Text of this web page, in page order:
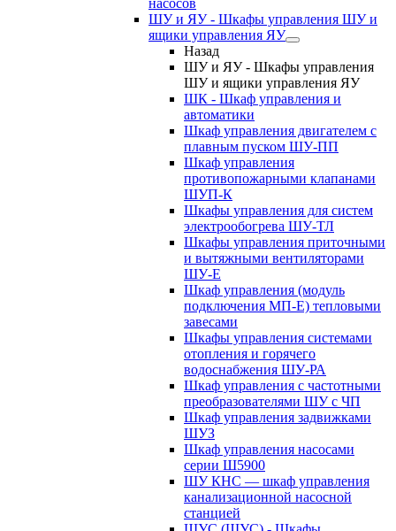
насосов
ШУ и ЯУ - Шкафы управления ШУ и
ящики управления ЯУ
Назад
ШУ и ЯУ - Шкафы управления
ШУ и ящики управления ЯУ
ШК - Шкаф управления и
автоматики
Шкаф управления двигателем с
плавным пуском ШУ-ПП
Шкаф управления
противопожарными клапанами
ШУП-К
Шкафы управления для систем
электрообогрева ШУ-ТЛ
Шкафы управления приточными
и вытяжными вентиляторами
ШУ-Е
Шкаф управления (модуль
подключения МП-Е) тепловыми
завесами
Шкафы управления системами
отопления и горячего
водоснабжения ШУ-РА
Шкаф управления с частотными
преобразователями ШУ с ЧП
Шкаф управления задвижками
ШУЗ
Шкаф управления насосами
серии Ш5900
ШУ КНС — шкаф управления
канализационной насосной
станцией